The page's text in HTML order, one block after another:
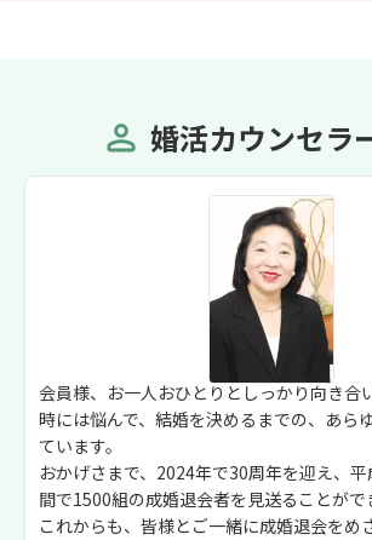
婚活カウンセラ
会員様、お一人おひとりとしっかり向き合
時には悩んで、結婚を決めるまでの、あら
ています。
おかげさまで、2024年で30周年を迎え、
間で1500組の成婚退会者を見送ることがで
これからも、皆様とご一緒に成婚退会をめ